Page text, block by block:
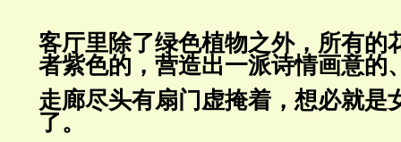
客厅里除了绿色植物之外，所有的
者紫色的，营造出一派诗情画意的
走廊尽头有扇门虚掩着，想必就是
了。